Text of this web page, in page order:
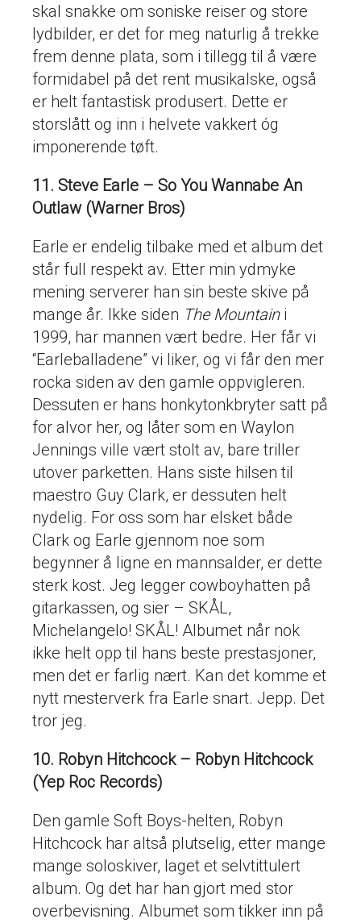
skal snakke om soniske reiser og store
lydbilder, er det for meg naturlig å trekke
frem denne plata, som i tillegg til å være
formidabel på det rent musikalske, også
er helt fantastisk produsert. Dette er
storslått og inn i helvete vakkert óg
imponerende tøft.
11. Steve Earle – So You Wannabe An
Outlaw (Warner Bros)
Earle er endelig tilbake med et album det
står full respekt av. Etter min ydmyke
mening serverer han sin beste skive på
mange år. Ikke siden The Mountaini
1999, har mannen vært bedre. Her får vi
“Earleballadene” vi liker, og vi får den mer
rocka siden av den gamle oppvigleren.
Dessuten er hans honkytonkbryter satt på
for alvor her, og låter som en Waylon
Jennings ville vært stolt av, bare triller
utover parketten. Hans siste hilsen til
maestro Guy Clark, er dessuten helt
nydelig. For oss som har elsket både
Clark og Earle gjennom noe som
begynner å ligne en mannsalder, er dette
sterk kost. Jeg legger cowboyhatten på
gitarkassen, og sier – SKÅL,
Michelangelo! SKÅL! Albumet når nok
ikke helt opp til hans beste prestasjoner,
men det er farlig nært. Kan det komme et
nytt mesterverk fra Earle snart. Jepp. Det
tror jeg.
10. Robyn Hitchcock – Robyn Hitchcock
(Yep Roc Records)
Den gamle Soft Boys-helten, Robyn
Hitchcock har altså plutselig, etter mange
mange soloskiver, laget et selvtittulert
album. Og det har han gjort med stor
overbevisning. Albumet som tikker inn på